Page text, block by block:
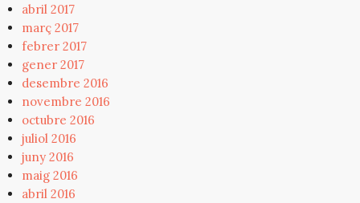
abril 2017
març 2017
febrer 2017
gener 2017
desembre 2016
novembre 2016
octubre 2016
juliol 2016
juny 2016
maig 2016
abril 2016